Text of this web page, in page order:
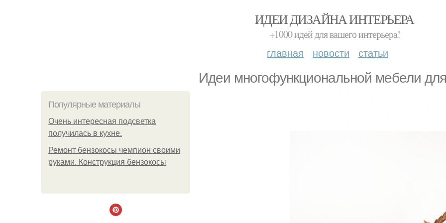
ИДЕИ ДИЗАЙНА ИНТЕРЬЕРА
+1000 идей для вашего интерьера!
главная новости статьи
Идеи многофункциональной мебели
Популярные материалы
Очень интересная подсветка
получилась в кухне.
Ремонт бензокосы чемпион своими
руками. Конструкция бензокосы